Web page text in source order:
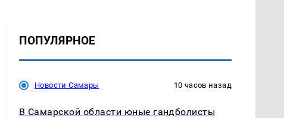
ПОПУЛЯРНОЕ
Новости Самары 10 часов назад
В Самарской области юные гандболисты